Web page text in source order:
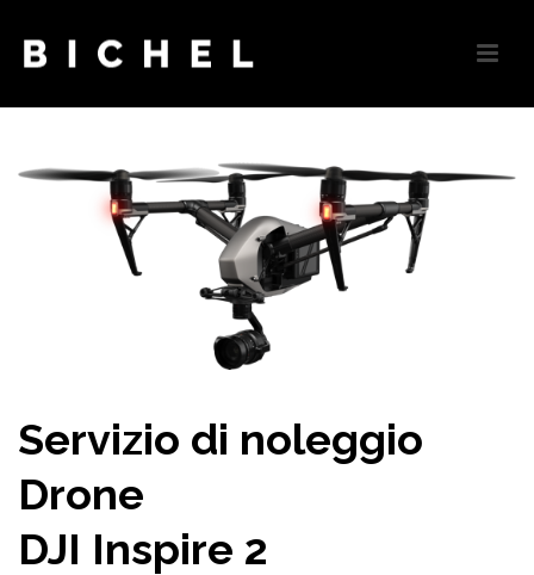
Servizio di noleggio
Drone
DJI Inspire 2